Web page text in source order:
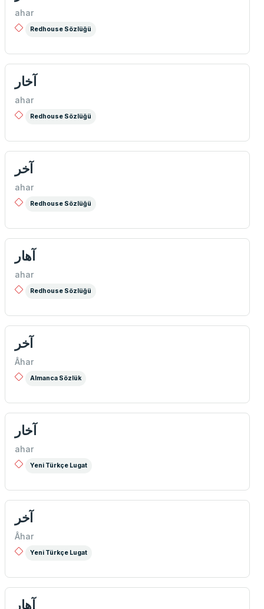
ahar
Redhouse Sözlüğü
آخار
ahar
Redhouse Sözlüğü
آخر
ahar
Redhouse Sözlüğü
آهار
ahar
Redhouse Sözlüğü
آخر
Âhar
Almanca Sözlük
آخار
ahar
Yeni Türkçe Lugat
آخر
Âhar
Yeni Türkçe Lugat
آهار